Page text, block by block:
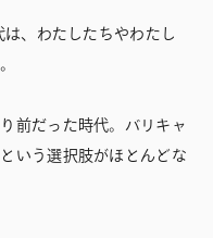
、わたしたちやわたし
前だった時代。バリキャ
いう選択肢がほとんどな